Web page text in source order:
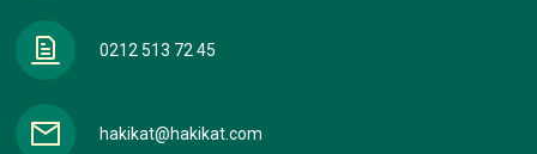
0212 513 72 45
hakikat@hakikat.com